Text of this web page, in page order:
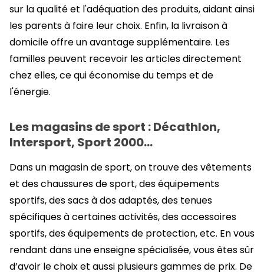
sur la qualité et l'adéquation des produits, aidant ainsi
les parents à faire leur choix. Enfin, la livraison à
domicile offre un avantage supplémentaire. Les
familles peuvent recevoir les articles directement
chez elles, ce qui économise du temps et de
l'énergie.
Les magasins de sport : Décathlon,
Intersport, Sport 2000…
Dans un magasin de sport, on trouve des vêtements
et des chaussures de sport, des équipements
sportifs, des sacs à dos adaptés, des tenues
spécifiques à certaines activités, des accessoires
sportifs, des équipements de protection, etc. En vous
rendant dans une enseigne spécialisée, vous êtes sûr
d’avoir le choix et aussi plusieurs gammes de prix. De